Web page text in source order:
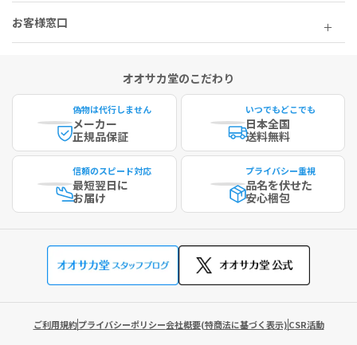
お客様窓口
オオサカ堂のこだわり
偽物は代行しません
メーカー
正規品保証
いつでもどこでも
日本全国
送料無料
信頼のスピード対応
最短翌日に
お届け
プライバシー重視
品名を伏せた
安心梱包
ご利用規約プライバシーポリシー会社概要(特商法に基づく表示)CSR活動